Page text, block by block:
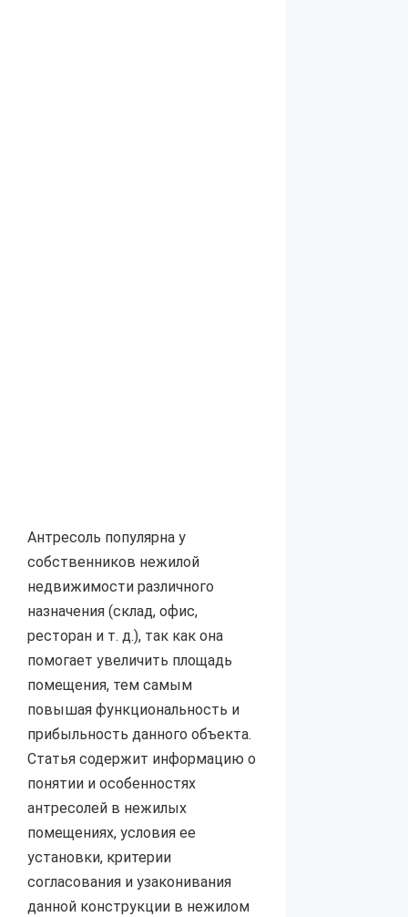
Антресоль популярна у
собственников нежилой
недвижимости различного
назначения (склад, офис,
ресторан и т. д.), так как она
помогает увеличить площадь
помещения, тем самым
повышая функциональность и
прибыльность данного объекта.
Статья содержит информацию о
понятии и особенностях
антресолей в нежилых
помещениях, условия ее
установки, критерии
согласования и узаконивания
данной конструкции в нежилом